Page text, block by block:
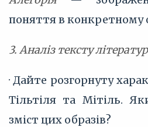
поняття в конкретному
3. Аналіз тексту
· Дайте розгорнуту
Тільтіля та Мітіль.
зміст цих образів?